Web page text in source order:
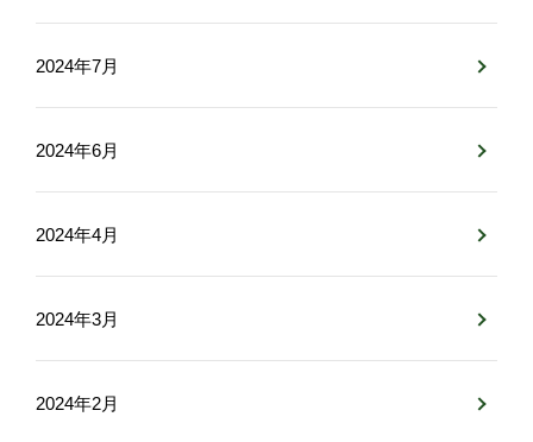
2024年7月
2024年6月
2024年4月
2024年3月
2024年2月